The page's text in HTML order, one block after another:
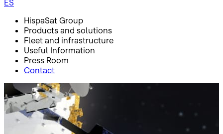
ES
HispaSat Group
Products and solutions
Fleet and infrastructure
Useful Information
Press Room
Contact
Inicio Press Room
Press releases